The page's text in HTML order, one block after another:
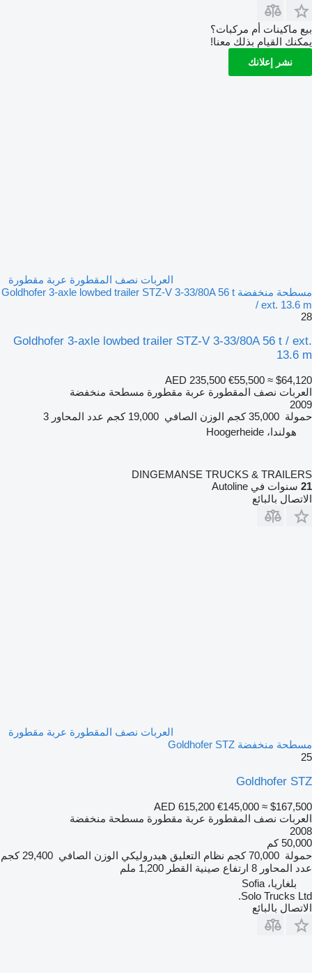
بيع ماكينات أم مركبات؟
يمكنك القيام بذلك معنا!
نشر إعلانك
العربات نصف المقطورة عربة مقطورة
مسطحة منخفضة Goldhofer 3-axle lowbed trailer STZ-V 3-33/80A 56 t
/ ext. 13.6 m
28
Goldhofer 3-axle lowbed trailer STZ-V 3-33/80A 56 t / ext.
13.6 m
AED 235,500 €55,500 ≈ $64,120
العربات نصف المقطورة عربة مقطورة مسطحة منخفضة
2009
حمولة 35,000 كجم الوزن الصافي 19,000 كجم عدد المحاور 3
هولندا، Hoogerheide
DINGEMANSE TRUCKS & TRAILERS
21 سنوات في Autoline
الاتصال بالبائع
العربات نصف المقطورة عربة مقطورة
مسطحة منخفضة Goldhofer STZ
25
Goldhofer STZ
AED 615,200 €145,000 ≈ $167,500
العربات نصف المقطورة عربة مقطورة مسطحة منخفضة
2008
50,000 كم
حمولة 70,000 كجم نظام التعليق هيدروليكي الوزن الصافي 29,400 كجم
عدد المحاور 8 ارتفاع صينية القطر 1,200 ملم
بلغاريا، Sofia
Solo Trucks Ltd.
الاتصال بالبائع